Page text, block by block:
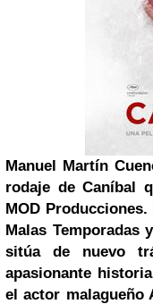
Manuel Martín
rodaje de Caníbal
MOD
Malas Temporadas
sitúa de nuevo
apasionante
el actor malagueño